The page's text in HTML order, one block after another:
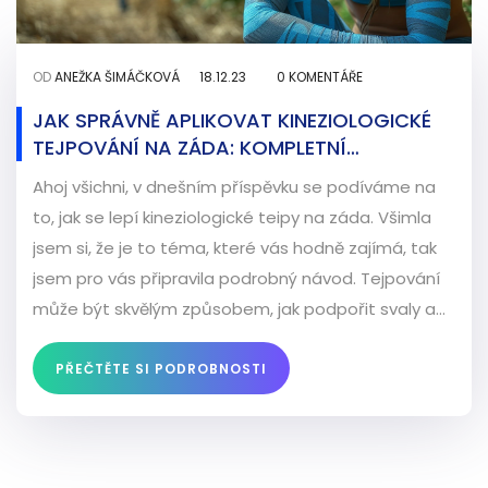
ODANEŽKA ŠIMÁČKOVÁ 18.12.23 0 KOMENTÁŘE
JAK SPRÁVNĚ APLIKOVAT KINEZIOLOGICKÉ
TEJPOVÁNÍ NA ZÁDA: KOMPLETNÍ
PRŮVODCE
Ahoj všichni, v dnešním příspěvku se podíváme na
to, jak se lepí kineziologické teipy na záda. Všimla
jsem si, že je to téma, které vás hodně zajímá, tak
jsem pro vás připravila podrobný návod. Tejpování
může být skvělým způsobem, jak podpořit svaly a
snížit bolest, pokud to děláte správně. Ukažu vám
krok za krokem, jak tejp připravit, na co si dát pozor
a jak zajistit, aby držel co nejdéle. Takže pokud vás
PŘEČTĚTE SI PODROBNOSTI